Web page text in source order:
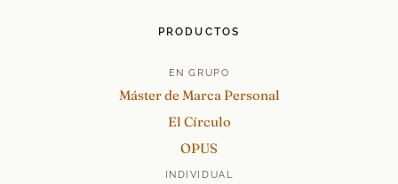
PRODUCTOS
EN GRUPO
Máster de Marca Personal
El Círculo
OPUS
INDIVIDUAL